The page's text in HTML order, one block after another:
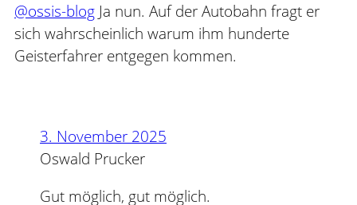
@ossis-blog Ja nun. Auf der Autobahn fragt er
sich wahrscheinlich warum ihm hunderte
Geisterfahrer entgegen kommen.
3. November 2025
Oswald Prucker
Gut möglich, gut möglich.